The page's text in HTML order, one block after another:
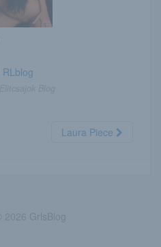
RLblog
Laura Piece